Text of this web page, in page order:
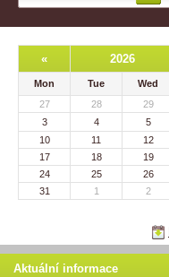
« 2026
Mon Tue Wed
27
28 29
3
4 5
10
11 12
17
18 19
24
25 26
31
1 2
Aktuální informace